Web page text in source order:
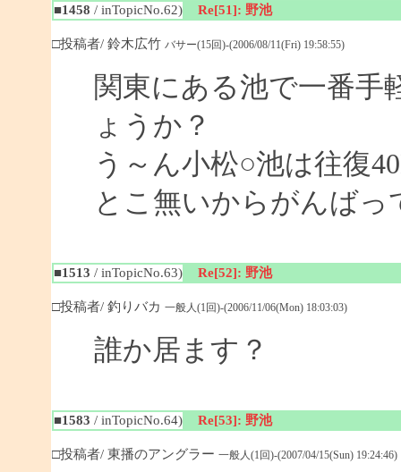
■1458 / inTopicNo.62) Re[51]: 野池
□投稿者/ 鈴木広竹 バサー(15回)-(2006/08/11(Fri) 19:58:55)
関東にある池で一番手
ょうか？
う～ん小松○池は往復
とこ無いからがんば
■1513 / inTopicNo.63) Re[52]: 野池
□投稿者/ 釣りバカ 一般人(1回)-(2006/11/06(Mon) 18:03:03)
誰か居ます？
■1583 / inTopicNo.64) Re[53]: 野池
□投稿者/ 東播のアングラー 一般人(1回)-(2007/04/15(Sun) 19:24:46)